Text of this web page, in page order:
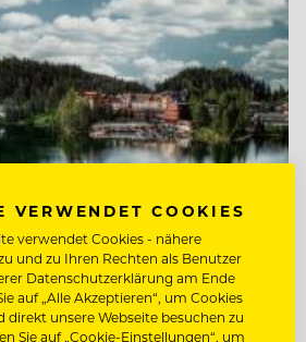
VERWENDET COOKIES
verwendet Cookies - nähere
und zu Ihren Rechten als Benutzer
Datenschutzerklärung am Ende
auf „Alle Akzeptieren“, um Cookies
direkt unsere Webseite besuchen zu
Sie auf „Cookie-Einstellungen“, um